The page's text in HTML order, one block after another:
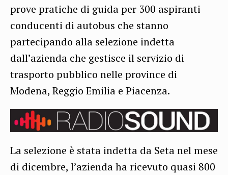
prove pratiche di guida per 300 aspiranti
conducenti di autobus che stanno
partecipando alla selezione indetta
dall’azienda che gestisce il servizio di
trasporto pubblico nelle province di
Modena, Reggio Emilia e Piacenza.
La selezione è stata indetta da Seta nel mese
di dicembre, l’azienda ha ricevuto quasi 800